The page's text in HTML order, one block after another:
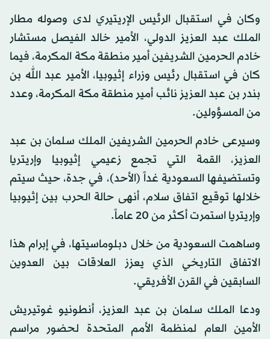
وكان في استقبال الرئيس الإريتيري لدى وصوله مطار
الملك عبد العزيز الدولي، الأمير خالد الفيصل مستشار
خادم الحرمين الشريفين أمير منطقة مكة المكرمة، فيما
كان في استقبال رئيس وزراء إثيوبيا، الأمير عبد الله بن
بندر بن عبد العزيز نائب أمير منطقة مكة المكرمة، وعدد
من المسؤولين.
وسيرعى خادم الحرمين الشريفين الملك سلمان بن عبد
العزيز، القمة التي تجمع زعيمي إثيوبيا وإريتريا
وتستضيفها السعودية غداً (الأحد)، في جدة، حيث سيتم
خلالها توقيع اتفاق سلام، أنهى حالة الحرب بين إثيوبيا
وإريتريا استمرت أكثر من 20 عاماً.
وساهمت السعودية من خلال دبلوماسيتها، في إبرام هذا
الاتفاق التاريخي الذي يعزز العلاقات بين العدوين
السابقين في القرن الأفريقي.
ودعا الملك سلمان بن عبد العزيز، أنطونيو غوتيريش
الأمين العام لمنظمة الأمم المتحدة لحضور مراسم